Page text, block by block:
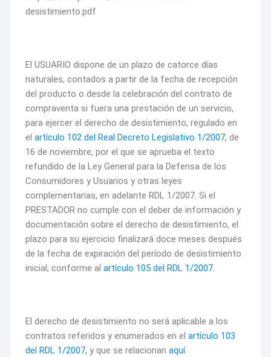
desistimiento.pdf
El USUARIO dispone de un plazo de catorce días
naturales, contados a partir de la fecha de recepción
del producto o desde la celebración del contrato de
compraventa si fuera una prestación de un servicio,
para ejercer el derecho de desistimiento, regulado en
elartículo 102 del Real Decreto Legislativo 1/2007, de
16 de noviembre, por el que se aprueba el texto
refundido de la Ley General para la Defensa de los
Consumidores y Usuarios y otras leyes
complementarias, en adelante RDL 1/2007. Si el
PRESTADOR no cumple con el deber de información y
documentación sobre el derecho de desistimiento, el
plazo para su ejercicio finalizará doce meses después
de la fecha de expiración del período de desistimiento
inicial, conforme alartículo 105 del RDL 1/2007.
El derecho de desistimiento no será aplicable a los
contratos referidos y enumerados en elartículo 103
del RDL 1/2007, y que se relacionanaquí